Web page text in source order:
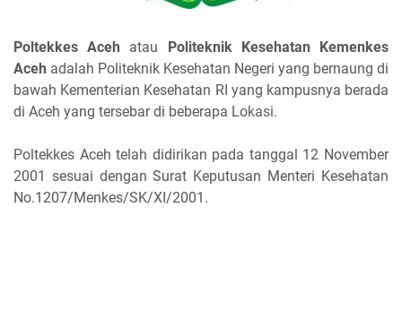
Poltekkes Aceh atau Politeknik Kesehatan Kemenkes
Aceh adalah Politeknik Kesehatan Negeri yang bernaung di
bawah Kementerian Kesehatan RI yang kampusnya berada
di Aceh yang tersebar di beberapa Lokasi.
Poltekkes Aceh telah didirikan pada tanggal 12 November
2001 sesuai dengan Surat Keputusan Menteri Kesehatan
No.1207/Menkes/SK/XI/2001.